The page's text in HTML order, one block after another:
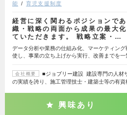
能
育児支援制度
経営に深く関わるポジションであ
織・戦略の両面から成果の最大
ていただきます。 戦略立案・…
データ分析や業務の仕組み化、マーケティン
使し、事業の立ち上げから実行、改善までを一
会社概要
■ジョブリー建設 建設専門の人材
の実績を誇り、施工管理技士・建築士等の有資
興味あり